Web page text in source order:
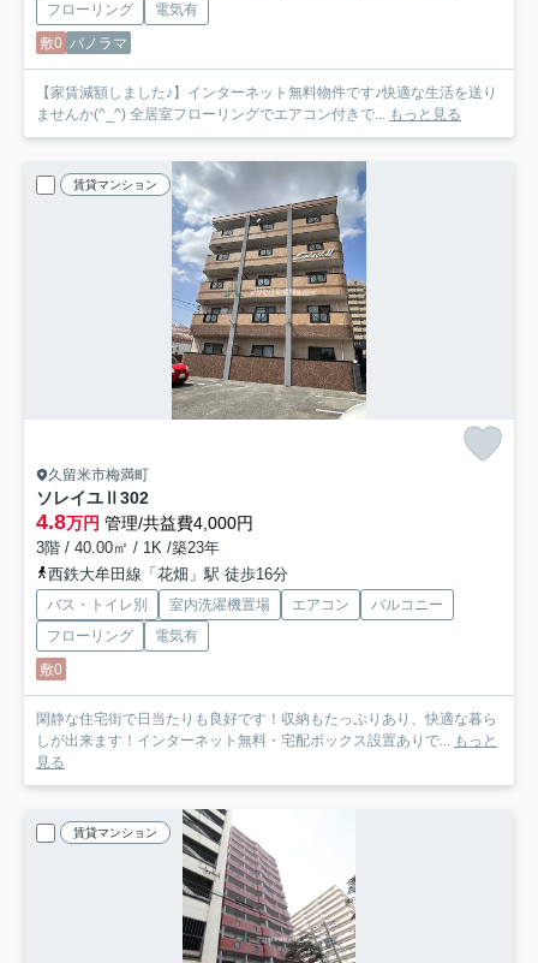
フローリング
電気有
敷0 パノラマ
【家賃減額しました♪】インターネット無料物件です♪快適な生活を送り
ませんか(^_^) 全居室フローリングでエアコン付きで... もっと見る
賃貸マンション
久留米市梅満町
ソレイユⅡ 302
4.8万円 管理/共益費4,000円
3階 / 40.00㎡ / 1K /築23年
西鉄大牟田線「花畑」駅 徒歩16分
バス・トイレ別 室内洗濯機置場 エアコン
バルコニー
フローリング
電気有
敷0
閑静な住宅街で日当たりも良好です！収納もたっぷりあり、快適な暮ら
しが出来ます！インターネット無料・宅配ボックス設置ありで... もっと
見る
賃貸マンション